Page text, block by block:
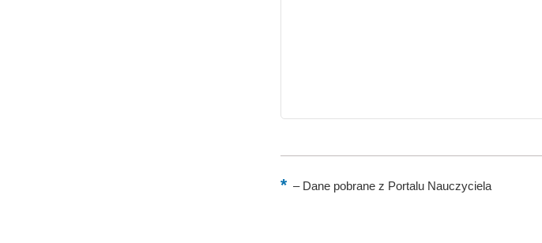
–Dane pobrane z Portalu Nauczyciela